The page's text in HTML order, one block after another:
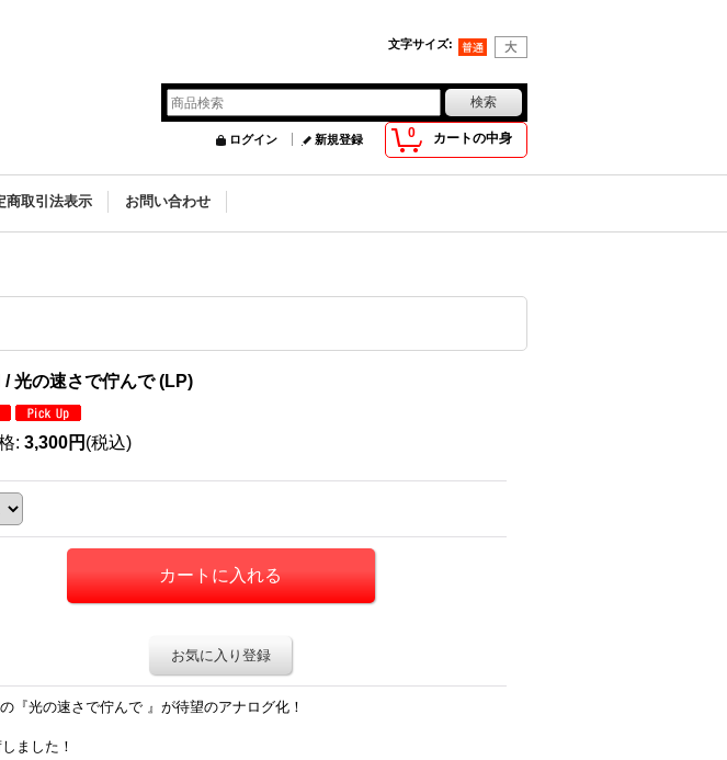
文字サイズ:
0 カートの中身
ログイン 新規登録
商取引法表示 お問い合わせ
/ 光の速さで佇んで (LP)
: 3,300円 (税込)
お気に入り登録
『光の速さで佇んで 』が待望のアナログ化！
ました！